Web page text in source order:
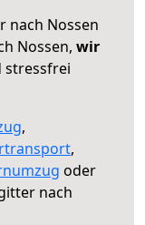
nach Nossen
Nossen, wir
stressfrei
,
,
oder
nach